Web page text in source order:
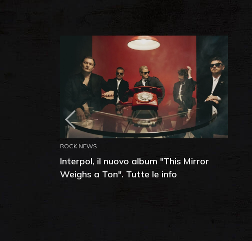
ROCK NEWS
Interpol, il nuovo album "This Mirror
Weighs a Ton". Tutte le info